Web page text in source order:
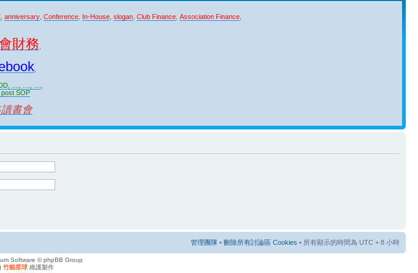
anniversary Conference In-House slogan Club Finance Association Finance
財務
...., ...., ....
SOP
書會
管理團隊 • 刪除所有討論區 Cookies • 所有顯示的時間為 UTC + 8 小時
Software © phpBB Group
竹貓星球 維護製作